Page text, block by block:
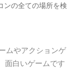
ンの全ての場所を検
ムやアクションゲ
面白いゲームです